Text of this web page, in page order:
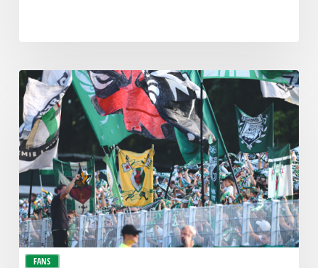
FANS
Faninfo
zum
Auswärtsspiel
beim
RSV
Eintracht